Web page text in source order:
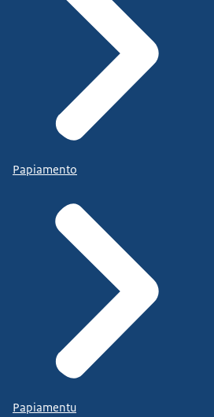
Papiamento
Papiamentu